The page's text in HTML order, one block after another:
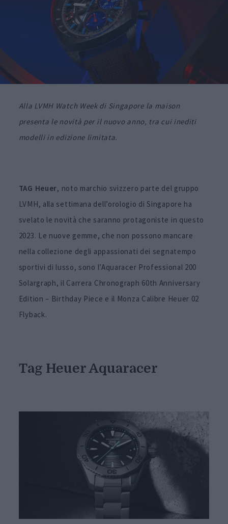
Alla LVMH Watch Week di Singapore la maison
presenta le novità per il nuovo anno, tra cui inediti
modelli in edizione limitata.
TAG Heuer, noto marchio svizzero parte del gruppo
LVMH, alla settimana dell’orologio di Singapore ha
svelato le novità che saranno protagoniste in questo
2023. Le nuove gemme, che non possono mancare
nella collezione degli appassionati dei segnatempo
sportivi di lusso, sono l’Aquaracer Professional 200
Solargraph, il Carrera Chronograph 60th Anniversary
Edition – Birthday Piece e il Monza Calibre Heuer 02
Flyback.
Tag Heuer Aquaracer